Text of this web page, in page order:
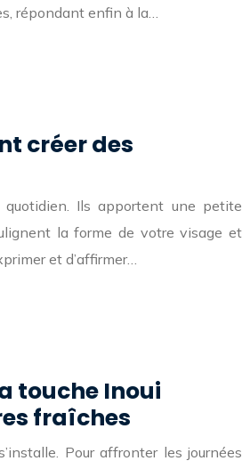
répondant enfin à la…
créer des
quotidien. Ils apportent une petite
la forme de votre visage et
et d’affirmer…
touche Inoui
fraîches
Pour affronter les journées